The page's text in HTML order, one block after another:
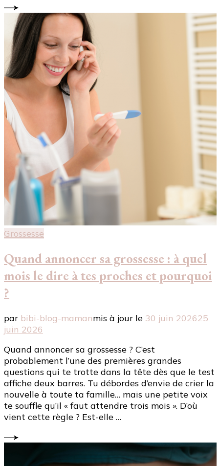
Grossesse
Quand annoncer sa grossesse : à quel
mois le dire à tes proches et pourquoi
?
par bibi-blog-mamanmis à jour le 30 juin 202625
juin 2026
Quand annoncer sa grossesse ? C’est
probablement l’une des premières grandes
questions qui te trotte dans la tête dès que le test
affiche deux barres. Tu débordes d’envie de crier la
nouvelle à toute ta famille… mais une petite voix
te souffle qu’il « faut attendre trois mois ». D’où
vient cette règle ? Est-elle …